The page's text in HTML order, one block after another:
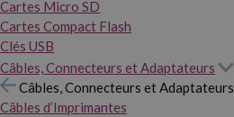
Cartes Micro SD
Cartes Compact Flash
Clés USB
Câbles, Connecteurs et Adaptateurs
Câbles, Connecteurs et Adaptateurs
Câbles d’Imprimantes